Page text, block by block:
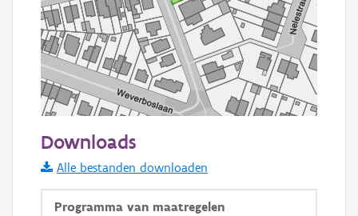
Informatie Vlaanderen
i
Downloads
Alle bestanden downloaden
Programma van maatregelen